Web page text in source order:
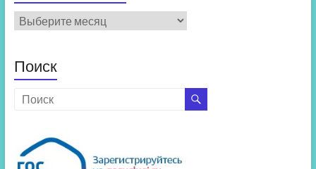
Архив
новостей
Поиск